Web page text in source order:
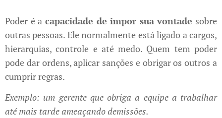
Poder é a capacidade de impor sua vontade sobre
outras pessoas. Ele normalmente está ligado a cargos,
hierarquias, controle e até medo. Quem tem poder
pode dar ordens, aplicar sanções e obrigar os outros a
cumprir regras.
Exemplo: um gerente que obriga a equipe a trabalhar
até mais tarde ameaçando demissões.